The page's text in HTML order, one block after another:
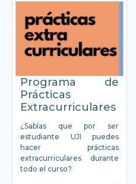
Programa de
Prácticas
Extracurriculares
¿Sabías que por ser
estudiante UJI puedes
hacer prácticas
extracurriculares durante
todo el curso?